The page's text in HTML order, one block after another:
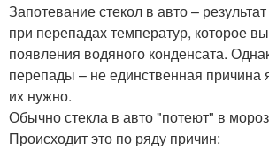
Запотевание стекол в авто –
при перепадах температур, которое
появления водяного конденсата.
перепады – не единственная причина
их нужно.
Обычно стекла в авто "потеют" в
Происходит это по ряду причин: